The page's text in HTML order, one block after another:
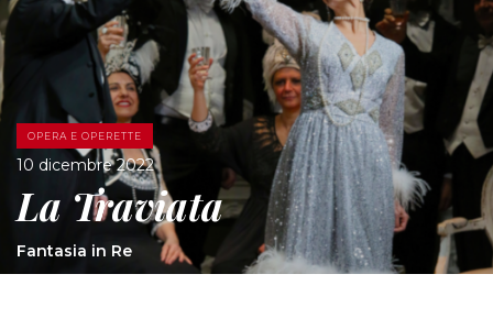
OPERA E OPERETTE
10 dicembre 2022
La Traviata
Fantasia in Re